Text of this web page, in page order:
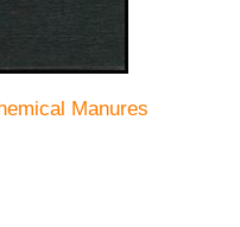
Manures